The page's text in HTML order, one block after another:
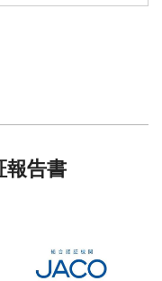
報告書